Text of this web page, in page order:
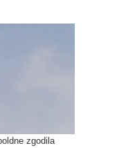
zgodila